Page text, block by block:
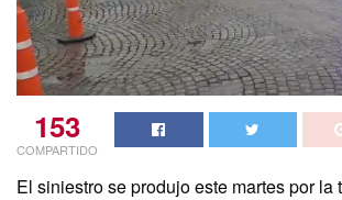
153
COMPARTIDO
El siniestro se produjo este martes por la